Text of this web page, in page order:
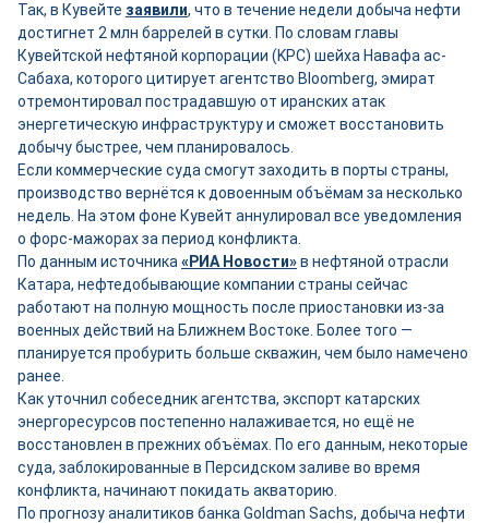
Так, в Кувейте заявили, что в течение недели добыча нефти
достигнет 2 млн баррелей в сутки. По словам главы
Кувейтской нефтяной корпорации (KPC) шейха Навафа ас-
Сабаха, которого цитирует агентство Bloomberg, эмират
отремонтировал пострадавшую от иранских атак
энергетическую инфраструктуру и сможет восстановить
добычу быстрее, чем планировалось.
Если коммерческие суда смогут заходить в порты страны,
производство вернётся к довоенным объёмам за несколько
недель. На этом фоне Кувейт аннулировал все уведомления
о форс-мажорах за период конфликта.
По данным источника «РИА Новости»в нефтяной отрасли
Катара, нефтедобывающие компании страны сейчас
работают на полную мощность после приостановки из-за
военных действий на Ближнем Востоке. Более того —
планируется пробурить больше скважин, чем было намечено
ранее.
Как уточнил собеседник агентства, экспорт катарских
энергоресурсов постепенно налаживается, но ещё не
восстановлен в прежних объёмах. По его данным, некоторые
суда, заблокированные в Персидском заливе во время
конфликта, начинают покидать акваторию.
По прогнозу аналитиков банка Goldman Sachs, добыча нефти